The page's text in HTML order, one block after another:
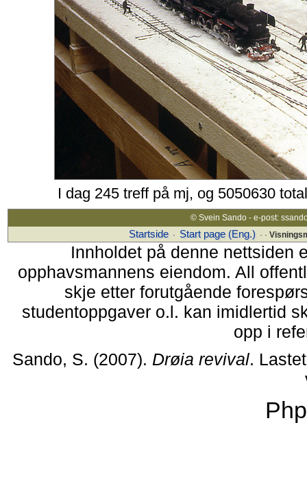
I dag 245 treff på mj, og 5050630
© Svein Sando - e-post:
Startside · Start page (Eng.) · ·
Innholdet på denne nettsiden
opphavsmannens eiendom. All
skje etter forutgående
studentoppgaver o.l. kan imidlertid
opp i
Sando, S. (2007). Drøia revival.